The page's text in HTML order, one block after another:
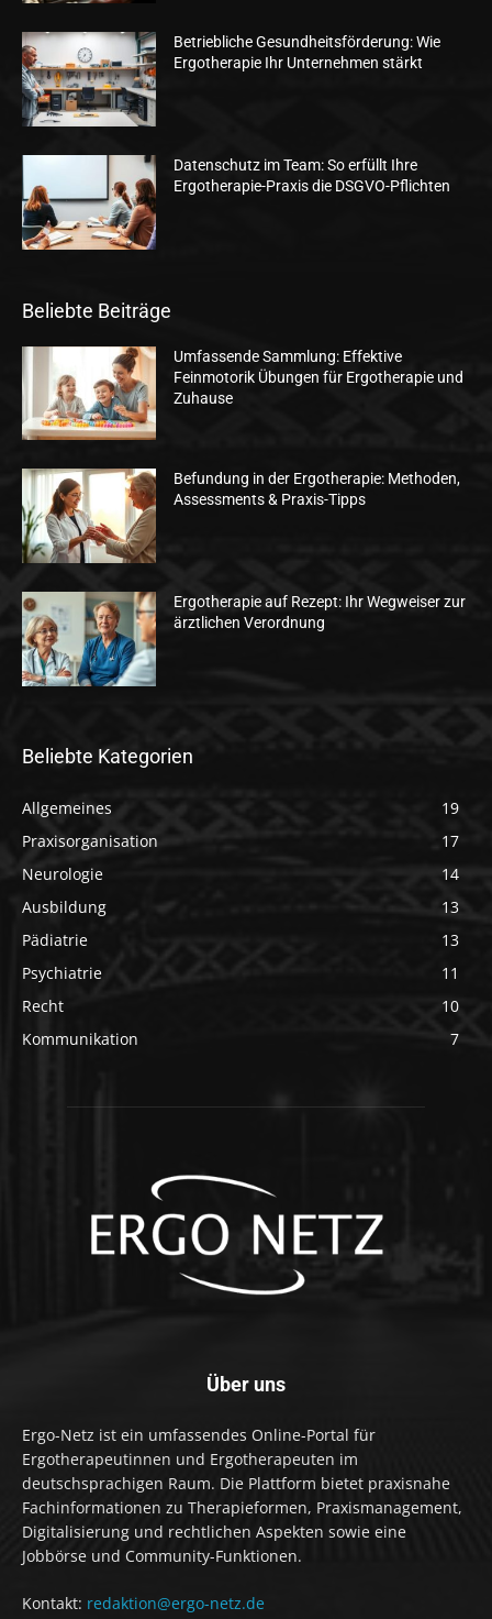
Betriebliche Gesundheitsförderung: Wie
Ergotherapie Ihr Unternehmen stärkt
Datenschutz im Team: So erfüllt Ihre
Ergotherapie-Praxis die DSGVO-Pflichten
Beliebte Beiträge
Umfassende Sammlung: Effektive
Feinmotorik Übungen für Ergotherapie und
Zuhause
Befundung in der Ergotherapie: Methoden,
Assessments & Praxis-Tipps
Ergotherapie auf Rezept: Ihr Wegweiser zur
ärztlichen Verordnung
Beliebte Kategorien
Allgemeines
19
Praxisorganisation
17
Neurologie
14
Ausbildung
13
Pädiatrie
13
Psychiatrie
11
Recht
10
Kommunikation
7
Über uns
Ergo-Netz ist ein umfassendes Online-Portal für
Ergotherapeutinnen und Ergotherapeuten im
deutschsprachigen Raum. Die Plattform bietet praxisnahe
Fachinformationen zu Therapieformen, Praxismanagement,
Digitalisierung und rechtlichen Aspekten sowie eine
Jobbörse und Community-Funktionen.
Kontakt: redaktion@ergo-netz.de